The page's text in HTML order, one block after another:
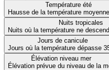
Température été
Hausse de la température
Nuits tropicales
Nuits où la température ne
Jours de canicule
Jours où la température dépasse
Élévation niveau mer
Élévation prévue du niveau de la